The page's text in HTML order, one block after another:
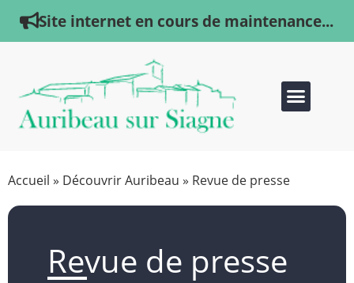
Site internet en cours de maintenance...
Accueil » Découvrir Auribeau » Revue de presse
Revue de presse